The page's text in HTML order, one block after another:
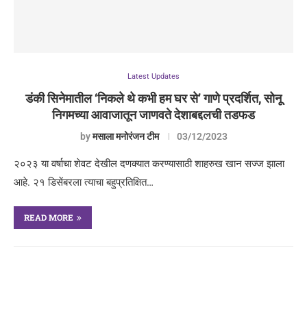
Latest Updates
डंकी सिनेमातील ‘निकले थे कभी हम घर से’ गाणे प्रदर्शित, सोनू
निगमच्या आवाजातून जाणवते देशाबद्दलची तडफड
byमसाला मनोरंजन टीम 03/12/2023
२०२३ या वर्षाचा शेवट देखील दणक्यात करण्यासाठी शाहरुख खान सज्ज झाला
आहे. २१ डिसेंबरला त्याचा बहुप्रतिक्षित…
READ MORE